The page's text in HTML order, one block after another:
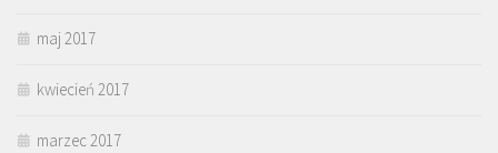
maj 2017
kwiecień 2017
marzec 2017